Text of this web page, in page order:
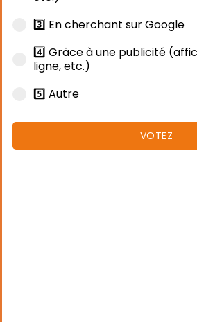
3️⃣ En cherchant sur Google
4️⃣ Grâce à une publicité
ligne, etc.)
5️⃣ Autre
VOTEZ